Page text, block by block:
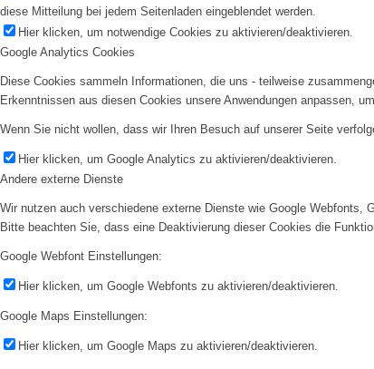
diese Mitteilung bei jedem Seitenladen eingeblendet werden.
Hier klicken, um notwendige Cookies zu aktivieren/deaktivieren.
Google Analytics Cookies
Diese Cookies sammeln Informationen, die uns - teilweise
Erkenntnissen aus diesen Cookies unsere Anwendungen anpassen,
Wenn Sie nicht wollen, dass wir Ihren Besuch auf unserer Seite
Hier klicken, um Google Analytics zu aktivieren/deaktivieren.
Andere externe Dienste
Wir nutzen auch verschiedene externe Dienste wie Google Webfonts,
Bitte beachten Sie, dass eine Deaktivierung dieser Cookies die
Google Webfont Einstellungen:
Hier klicken, um Google Webfonts zu aktivieren/deaktivieren.
Google Maps Einstellungen:
Hier klicken, um Google Maps zu aktivieren/deaktivieren.